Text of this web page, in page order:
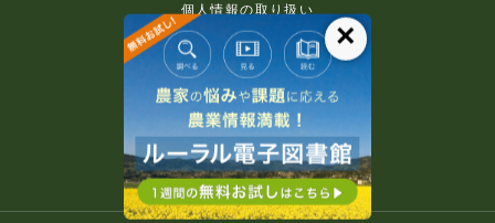
個人情報の取り扱い
免責事項
利用規約
推奨環境
著作権等について
×